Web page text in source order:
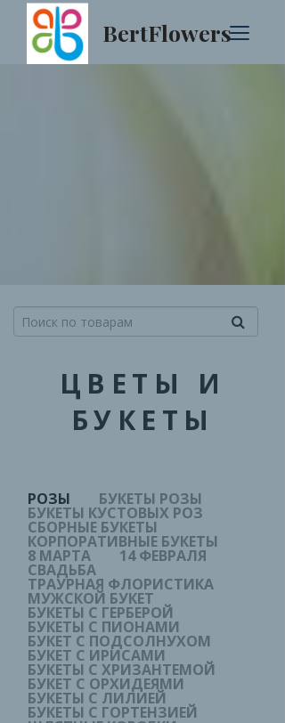
BertFlowers
ЦВЕТЫ И
БУКЕТЫ
РОЗЫ БУКЕТЫ РОЗЫ
БУКЕТЫ КУСТОВЫХ РОЗ
СБОРНЫЕ БУКЕТЫ
КОРПОРАТИВНЫЕ БУКЕТЫ
8 МАРТА 14 ФЕВРАЛЯ
СВАДЬБА
ТРАУРНАЯ ФЛОРИСТИКА
МУЖСКОЙ БУКЕТ
БУКЕТЫ С ГЕРБЕРОЙ
БУКЕТЫ С ПИОНАМИ
БУКЕТ С ПОДСОЛНУХОМ
БУКЕТ С ИРИСАМИ
БУКЕТЫ С ХРИЗАНТЕМОЙ
БУКЕТ С ОРХИДЕЯМИ
БУКЕТЫ С ЛИЛИЕЙ
БУКЕТЫ С ГОРТЕНЗИЕЙ